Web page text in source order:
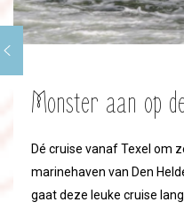
Monster aan op
Dé cruise vanaf Texel om
marinehaven van Den
gaat deze leuke cruise